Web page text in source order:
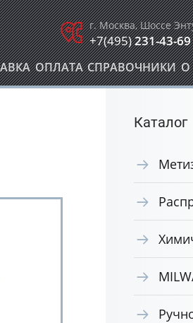
г. Москва, Шоссе
+7(495)231-43-69
ОПЛАТА СПРАВОЧНИКИ О
Каталог